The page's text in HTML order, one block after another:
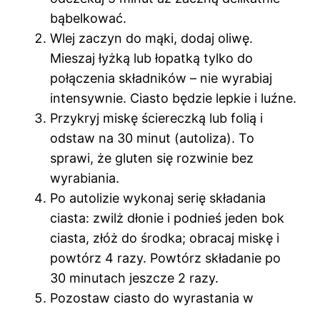
bąbelkować.
Wlej zaczyn do mąki, dodaj oliwę.
Mieszaj łyżką lub łopatką tylko do
połączenia składników – nie wyrabiaj
intensywnie. Ciasto będzie lepkie i luźne.
Przykryj miskę ściereczką lub folią i
odstaw na 30 minut (autoliza). To
sprawi, że gluten się rozwinie bez
wyrabiania.
Po autolizie wykonaj serię składania
ciasta: zwilż dłonie i podnieś jeden bok
ciasta, złóż do środka; obracaj miskę i
powtórz 4 razy. Powtórz składanie po
30 minutach jeszcze 2 razy.
Pozostaw ciasto do wyrastania w